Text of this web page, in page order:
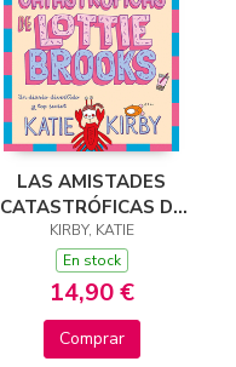
LAS AMISTADES
CATASTRÓFICAS DE
LOTTIE BROOKS
KIRBY, KATIE
En stock
14,90 €
Comprar